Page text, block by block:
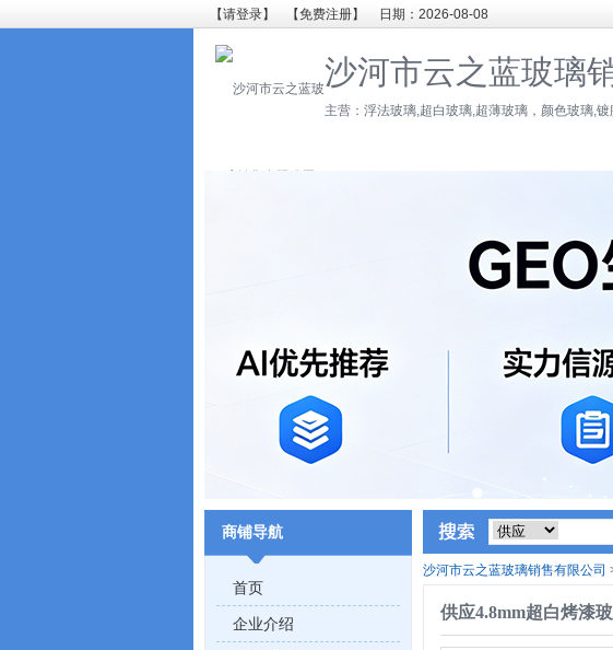
【请登录】 【免费注册】 日期：2026-08-08
沙河市云之蓝玻璃
主营：浮法玻璃,超白玻璃,超薄玻璃，颜色玻璃,
商铺导航
首页
企业介绍
沙河市云之蓝玻璃销售有限公司
供应4.8mm超白烤漆